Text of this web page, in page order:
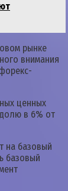
рынке
внимания
ценных
долю в 6% от
на базовый
базовый